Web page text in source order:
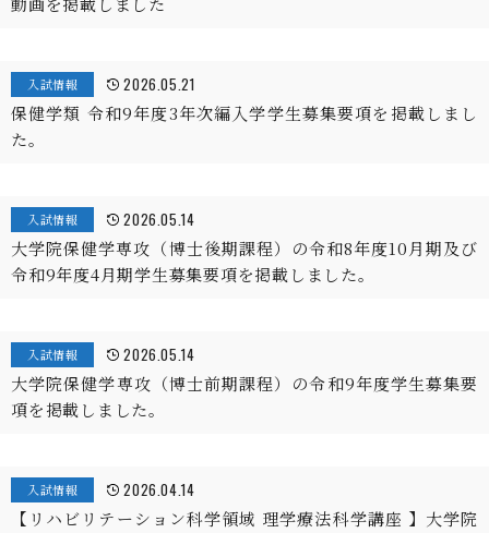
入試情報 2026.05.21
保健学類 令和9年度3年次編入学学生募集要項を掲載しまし
た。
入試情報 2026.05.14
大学院保健学専攻（博士後期課程）の令和8年度10月期及び
令和9年度4月期学生募集要項を掲載しました。
入試情報 2026.05.14
大学院保健学専攻（博士前期課程）の令和9年度学生募集要
項を掲載しました。
入試情報 2026.04.14
【リハビリテーション科学領域 理学療法科学講座 】大学院